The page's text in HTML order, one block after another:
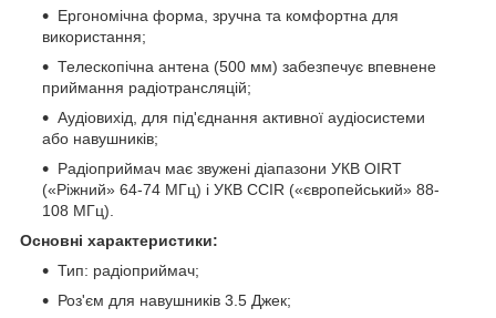
Ергономічна форма, зручна та комфортна для
використання;
Телескопічна антена (500 мм) забезпечує впевнене
приймання радіотрансляцій;
Аудіовихід, для під'єднання активної аудіосистеми
або навушників;
Радіоприймач має звужені діапазони УКВ OIRT
(«Ріжний» 64-74 МГц) і УКВ CCIR («європейський» 88-
108 МГц).
Основні характеристики:
Тип: радіоприймач;
Роз'єм для навушників 3.5 Джек;